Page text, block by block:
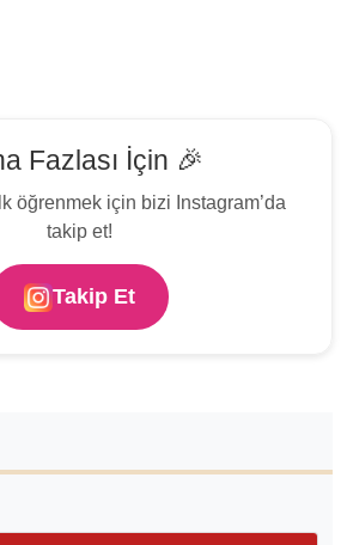
Fazlası İçin 🎉
öğrenmek için bizi Instagram’da
takip et!
Takip Et